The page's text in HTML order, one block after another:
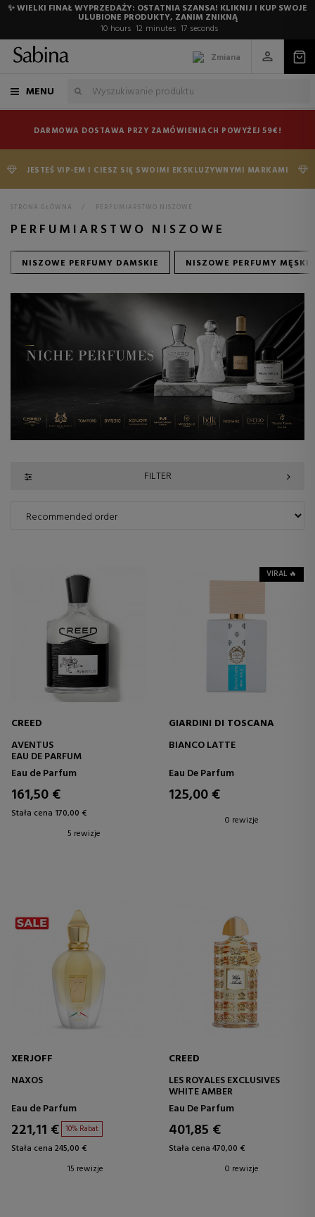
✨ WIELKI FINAŁ WYPRZEDAŻY: OSTATNIA SZANSA! KLIKNIJ I KUP SWOJE
ULUBIONE PRODUKTY, ZANIM ZNIKNĄ
10 hours 12 minutes 16 seconds
Zmiana
MENU
DARMOWA DOSTAWA PRZY ZAMÓWIENIACH POWYŻEJ 59€!
JESTEŚ VIP-EM I CIESZ SIĘ SWOIMI EKSKLUZYWNYMI MARKAMI
STRONA GŁÓWNA > PERFUMIARSTWO NISZOWE
PERFUMIARSTWO NISZOWE
NISZOWE PERFUMY DAMSKIE NISZOWE PERFUMY MĘSKIE
FILTER
CREED
AVENTUS
EAU DE PARFUM
Eau de Parfum
161,50 €
Stała cena 170,00 €
5 rewizje
VIRAL 🔥
GIARDINI DI TOSCANA
BIANCO LATTE
Eau De Parfum
125,00 €
0 rewizje
XERJOFF
NAXOS
Eau de Parfum
221,11 € 10% Rabat
Stała cena 245,00 €
15 rewizje
CREED
LES ROYALES EXCLUSIVES
WHITE AMBER
Eau De Parfum
401,85 €
Stała cena 470,00 €
0 rewizje